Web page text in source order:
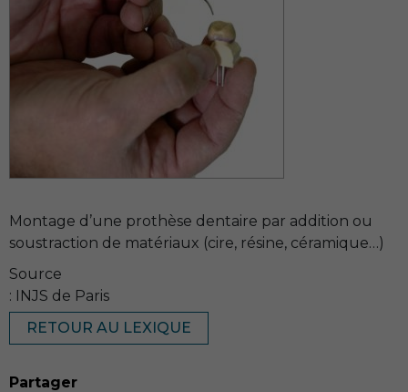
Montage d’une prothèse dentaire par addition ou
soustraction de matériaux (cire, résine, céramique…)
Source
: INJS de Paris
RETOUR AU LEXIQUE
Partager